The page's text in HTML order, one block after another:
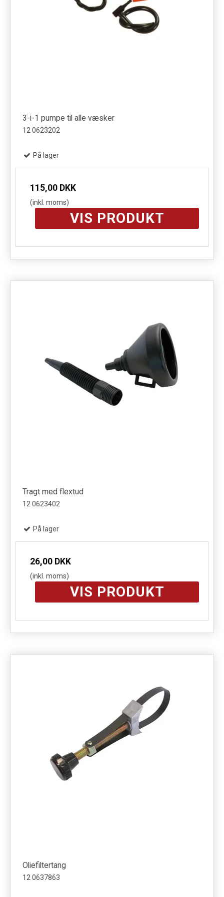
3-i-1 pumpe til alle væsker
12 0623202
På lager
115,00 DKK
(inkl. moms)
VIS PRODUKT
Tragt med flextud
12 0623402
På lager
26,00 DKK
(inkl. moms)
VIS PRODUKT
Oliefiltertang
12 0637863